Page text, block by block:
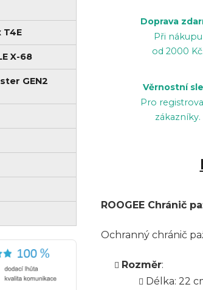
T4E
X-68
GEN2
Doprava
Při nákupu
od 2000 Kč.
Věrnostní
Pro
zákazníky.
ROOGEE Chránič
Ochranný chránič
Rozměr:
Délka: 22